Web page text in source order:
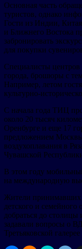
Основная часть
туристов, однако
Гости из Индии,
и Ближнего Востока
забронировать
для покупки
Специалисты центров
города, брошюры с
Например, летом
культурно-
С начала года ТИЦ
около 20 тысяч
Оренбурге и еще 17
предложением
воздухоплавания в
Чувашской
В этом году
на международную
Жители принимавших
детского и семейного
добраться до столицы
задавали вопросы о
Третьяковской